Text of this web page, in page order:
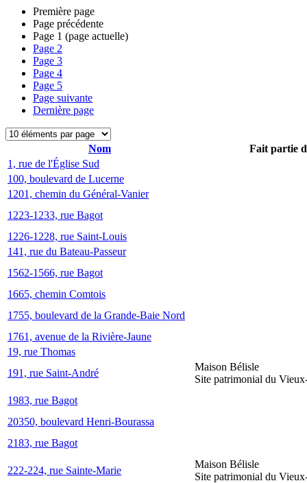
Première page
Page précédente
Page 1 (page actuelle)
Page 2
Page 3
Page 4
Page 5
Page suivante
Dernière page
Nom
Fait partie
1, rue de l'Église Sud
100, boulevard de Lucerne
1201, chemin du Général-Vanier
1223-1233, rue Bagot
1226-1228, rue Saint-Louis
141, rue du Bateau-Passeur
1562-1566, rue Bagot
1665, chemin Comtois
1755, boulevard de la Grande-Baie Nord
1761, avenue de la Rivière-Jaune
19, rue Thomas
191, rue Saint-André
Maison Bélisle
Site patrimonial du
1983, rue Bagot
20350, boulevard Henri-Bourassa
2183, rue Bagot
222-224, rue Sainte-Marie
Maison Bélisle
Site patrimonial du